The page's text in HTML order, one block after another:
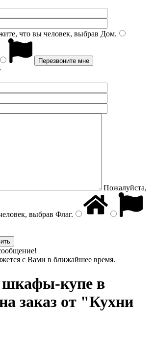
что вы человек, выбрав Дом.
Пожалуйста,
выбрав Флаг.
с Вами в ближайшее время.
шкафы-купе в
заказ от "Кухни